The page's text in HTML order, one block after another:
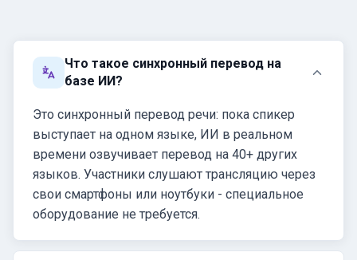
Что такое синхронный перевод на
базе ИИ?
Это синхронный перевод речи: пока спикер
выступает на одном языке, ИИ в реальном
времени озвучивает перевод на 40+ других
языков. Участники слушают трансляцию через
свои смартфоны или ноутбуки - специальное
оборудование не требуется.